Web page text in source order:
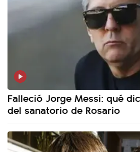
Falleció Jorge Messi: qué
del sanatorio de Rosario